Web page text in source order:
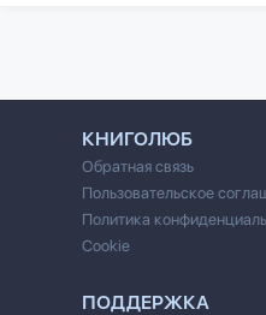
КНИГОЛЮБ
Обратная связь
Пользовательское
Политика
Cookie
ПОДДЕРЖКА